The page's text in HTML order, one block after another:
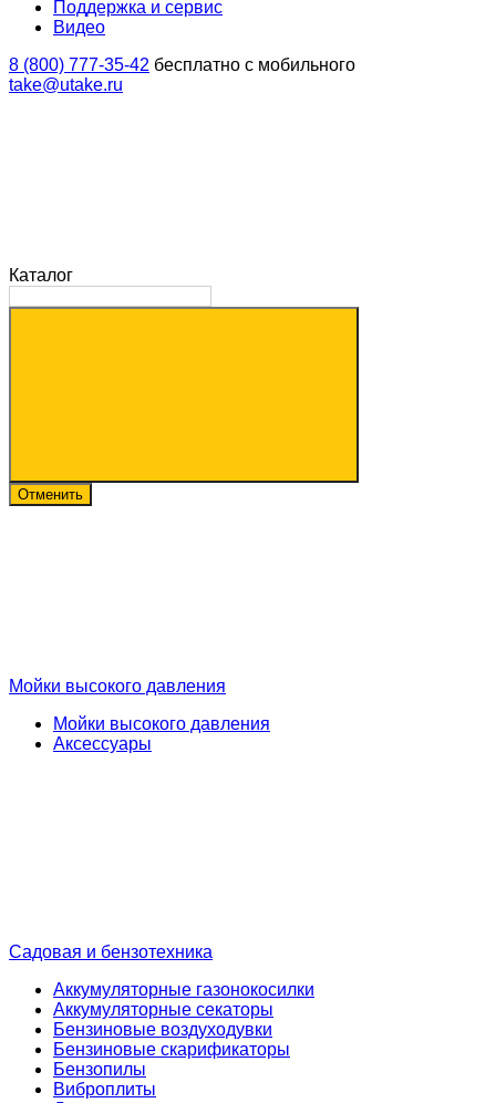
Поддержка и сервис
Видео
8 (800) 777-35-42 бесплатно с мобильного
take@utake.ru
Каталог
Отменить
Мойки высокого давления
Мойки высокого давления
Аксессуары
Садовая и бензотехника
Аккумуляторные газонокосилки
Аккумуляторные секаторы
Бензиновые воздуходувки
Бензиновые скарификаторы
Бензопилы
Виброплиты